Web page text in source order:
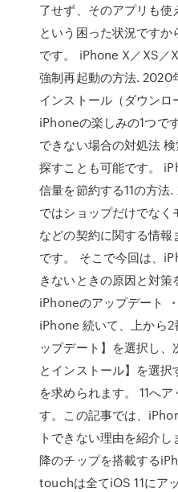
了せず、そのアプリも
という困った状況です
です。 iPhone X／XS／
強制再起動の方法. 2020
インストール（ダウンロ
iPhoneの楽しみの1つで
できない場合の対処法
探すことも可能です。
信量を節約する11の方
ではショップだけでな
などの契約に関する情報
です。 そこで今回は、
きないときの原因と対策
iPhoneのアップデート
iPhone 続いて、上から
ップデート】を選択し
とインストール】を選
を求められます。 11へ
す。この記事では、
トできない理由を紹介
降のチップを搭載する
touchは全てiOS 11にア